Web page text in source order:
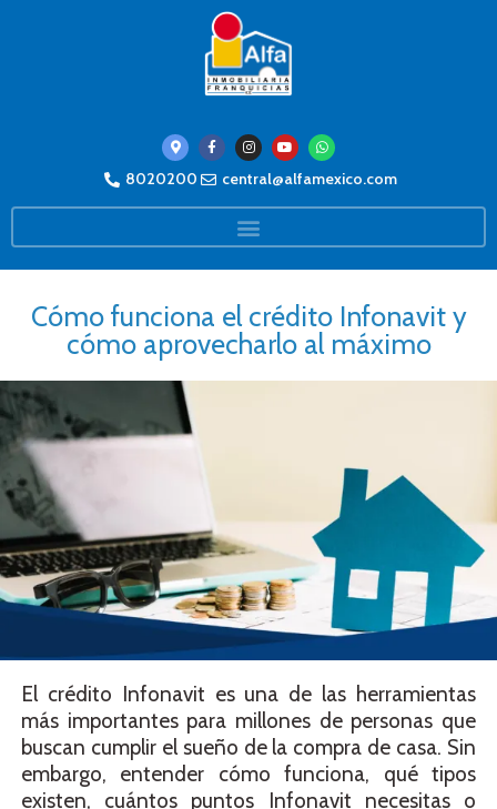
8020200 central@alfamexico.com
Cómo funciona el crédito Infonavit y
cómo aprovecharlo al máximo
El crédito Infonavit es una de las herramientas
más importantes para millones de personas que
buscan cumplir el sueño de la compra de casa. Sin
embargo, entender cómo funciona, qué tipos
existen, cuántos puntos Infonavit necesitas o